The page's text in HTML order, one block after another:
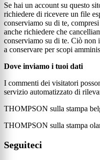
Se hai un account su questo
richiedere di ricevere un file
conserviamo su di te,
anche richiedere che
conserviamo su di te. Ciò non
a conservare per scopi
Dove inviamo i tuoi dati
I commenti dei visitatori
servizio automatizzato di
THOMPSON sulla stampa
THOMPSON sulla stampa
Seguiteci